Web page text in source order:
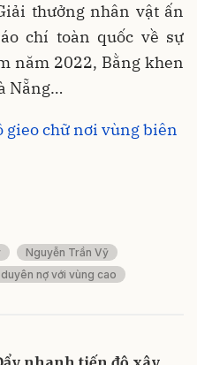
thưởng nhân vật ấn
chí toàn quốc về sự
năm 2022, Bằng khen
Nẵng…
gieo chữ nơi vùng biên
Nguyễn Trần Vỹ
nợ với vùng cao